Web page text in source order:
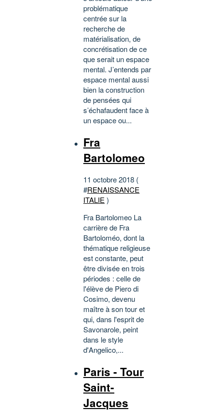
problématique
centrée sur la
recherche de
matérialisation, de
concrétisation de ce
que serait un espace
mental. J’entends par
espace mental aussi
bien la construction
de pensées qui
s’échafaudent face à
un espace ou...
Fra
Bartolomeo
11 octobre 2018 (
#RENAISSANCE
ITALIE)
Fra Bartolomeo La
carrière de Fra
Bartoloméo, dont la
thématique religieuse
est constante, peut
être divisée en trois
périodes : celle de
l'élève de Piero di
Cosimo, devenu
maître à son tour et
qui, dans l'esprit de
Savonarole, peint
dans le style
d'Angelico,...
Paris - Tour
Saint-
Jacques